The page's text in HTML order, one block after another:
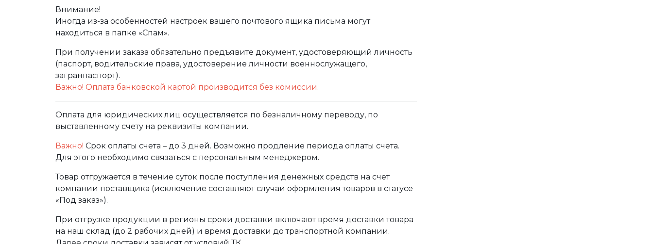
Внимание!
Иногда из-за особенностей настроек вашего почтового ящика письма могут
находиться в папке «Спам».
При получении заказа обязательно предъявите документ, удостоверяющий личность
(паспорт, водительские права, удостоверение личности военнослужащего,
загранпаспорт).
Важно! Оплата банковской картой производится без комиссии.
Оплата для юридических лиц осуществляется по безналичному переводу, по
выставленному счету на реквизиты компании.
Важно! Срок оплаты счета – до 3 дней. Возможно продление периода оплаты счета.
Для этого необходимо связаться с персональным менеджером.
Товар отгружается в течение суток после поступления денежных средств на счет
компании поставщика (исключение составляют случаи оформления товаров в статусе
«Под заказ»).
При отгрузке продукции в регионы сроки доставки включают время доставки товара
на наш склад (до 2 рабочих дней) и время доставки до транспортной компании.